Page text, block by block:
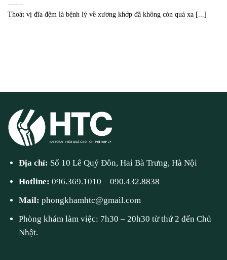
Thoát vị đĩa đệm là bệnh lý về xương khớp đã không còn quá xa [...]
Địa chỉ: Số 10 Lê Quý Đôn, Hai Bà Trưng, Hà Nội
Hotline:096.369.1010 –090.432.8838
Mail:phongkhamhtc@gmail.com
Phòng khám làm việc: 7h30 – 20h30 từ thứ 2 đến Chủ
Nhật.